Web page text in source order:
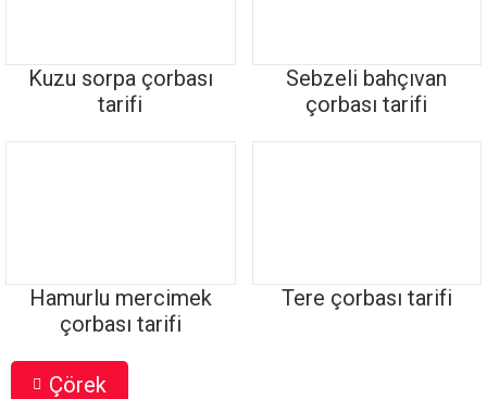
Kuzu sorpa çorbası
tarifi
Sebzeli bahçıvan
çorbası tarifi
Hamurlu mercimek
çorbası tarifi
Tere çorbası tarifi
Çörek